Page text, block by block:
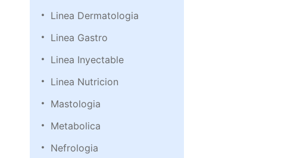
Linea Dermatologia
Linea Gastro
Linea Inyectable
Linea Nutricion
Mastologia
Metabolica
Nefrologia